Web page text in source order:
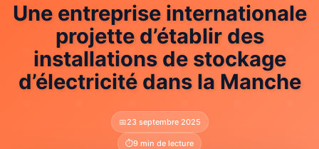
Une entreprise internationale
projette d’établir des
installations de stockage
d’électricité dans la Manche
📅23 septembre 2025
⏱️9 min de lecture